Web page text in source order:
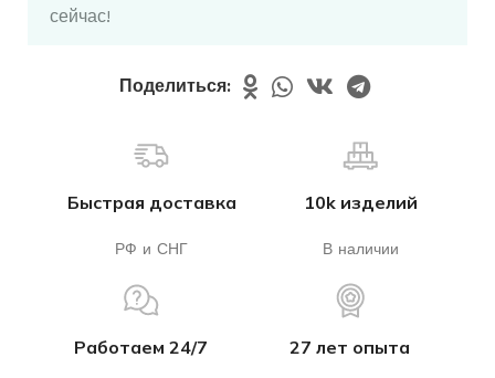
сейчас!
Поделиться:
Быстрая доставка
РФ и СНГ
10k изделий
В наличии
Работаем 24/7 27 лет опыта